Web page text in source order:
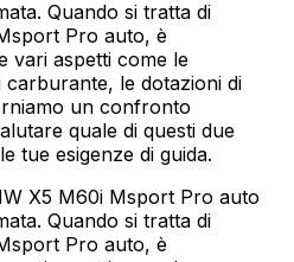
Quando si tratta di
Pro auto, è
vari aspetti come le
le dotazioni di
un confronto
quale di questi due
tue esigenze di guida.
X5 M60i Msport Pro auto
Quando si tratta di
Pro auto, è